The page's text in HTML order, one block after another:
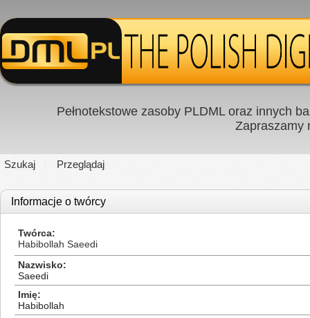
Pełnotekstowe zasoby PLDML oraz innych
Zapraszamy
Szukaj Przeglądaj
Informacje o twórcy
Twórca
Habibollah Saeedi
Nazwisko
Saeedi
Imię
Habibollah